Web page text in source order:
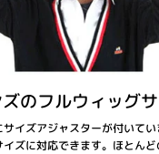
のフルウィッグ
イズアジャスターが付いて
ズに対応できます。ほとん